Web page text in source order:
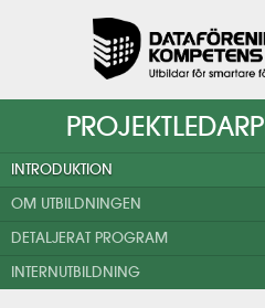
INTRODUKTION
OM UTBILDNINGEN
DETALJERAT PROGRAM
INTERNUTBILDNING